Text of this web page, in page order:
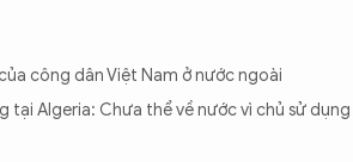
công dân Việt Nam ở nước ngoài
tại Algeria: Chưa thể về nước vì chủ sử dụng